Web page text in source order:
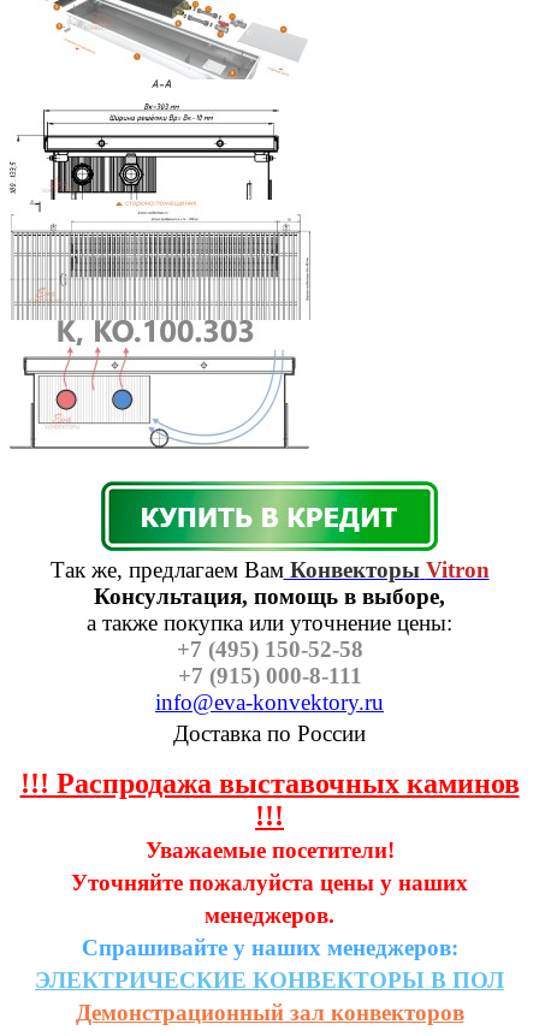
Так же, предлагаем ВамКонвекторы Vitron
Консультация, помощь в выборе,
а также покупка или уточнение цены:
+7 (495) 150-52-58
+7 (915) 000-8-111
info@eva-konvektory.ru
Доставка по России
!!! Распродажа выставочных каминов
!!!
Уважаемые посетители!
Уточняйте пожалуйста цены у наших
менеджеров.
Спрашивайте у наших менеджеров:
ЭЛЕКТРИЧЕСКИЕ КОНВЕКТОРЫ В ПОЛ
Демонстрационный зал конвекторов